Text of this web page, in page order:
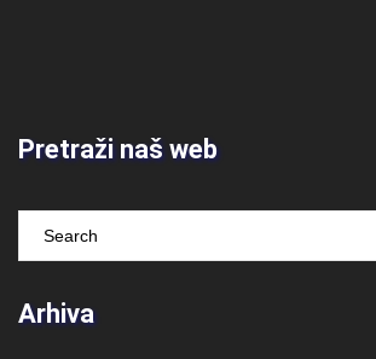
Pretraži naš web
Arhiva